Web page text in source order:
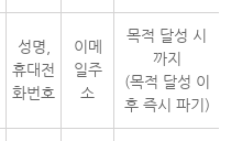
성명,
휴대전
화번호
이메
일주
소
목적 달성 시
까지
(목적 달성 이
후 즉시 파기)